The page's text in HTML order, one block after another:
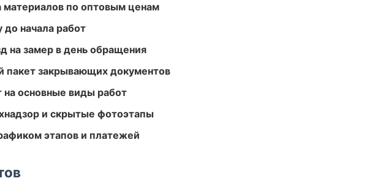
материалов по оптовым ценам
начала работ
на замер в день обращения
пакет закрывающих документов
на основные виды работ
и скрытые фотоэтапы
этапов и платежей